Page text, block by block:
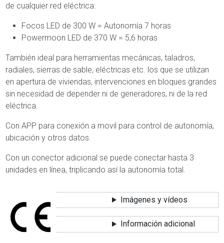
de cualquier red eléctrica:
Focos LED de 300 W = Autonomía 7 horas
Powermoon LED de 370 W = 5,6 horas
También ideal para herramientas mecánicas, taladros,
radiales, sierras de sable, eléctricas etc. los que se utilizan
en apertura de viviendas, intervenciones en bloques grandes
sin necesidad de depender ni de generadores, ni de la red
eléctrica.
Con APP para conexión a movil para control de autonomía,
ubicación y otros datos.
Con un conector adicional se puede conectar hasta 3
unidades en línea, triplicando así la autonomía total.
Imágenes y vídeos
Información adicional